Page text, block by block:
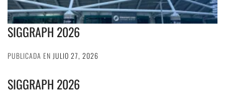
SIGGRAPH 2026
PUBLICADA EN JULIO 27, 2026
SIGGRAPH 2026